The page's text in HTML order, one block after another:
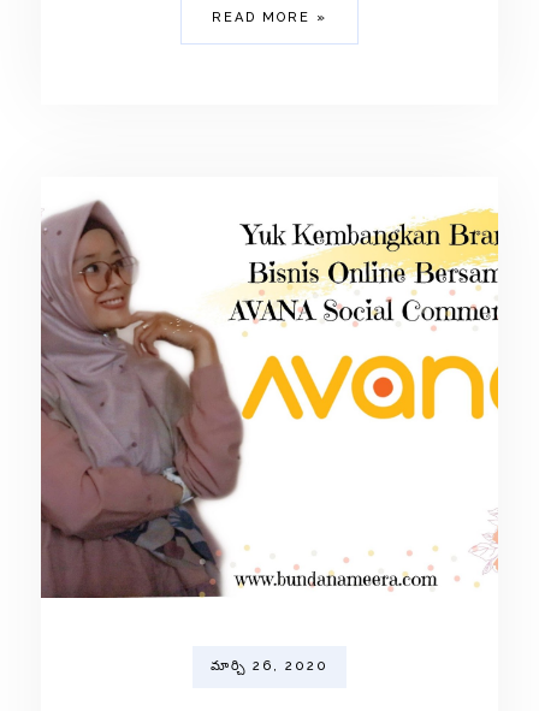
READ MORE »
మార్చి 26, 2020